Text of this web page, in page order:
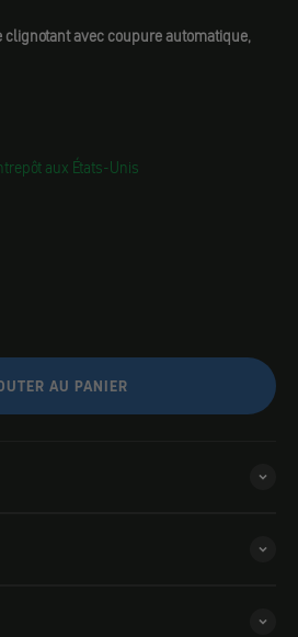
avec coupure automatique,
aux États-Unis
AU PANIER